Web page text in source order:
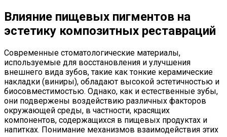
Влияние пищевых пигментов на
эстетику композитных реставраций
Современные стоматологические материалы,
используемые для восстановления и улучшения
внешнего вида зубов, такие как тонкие керамические
накладки (виниры), обладают высокой эстетичностью и
биосовместимостью. Однако, как и естественные зубы,
они подвержены воздействию различных факторов
окружающей среды, в частности, красящих
компонентов, содержащихся в пищевых продуктах и
напитках. Понимание механизмов взаимодействия этих